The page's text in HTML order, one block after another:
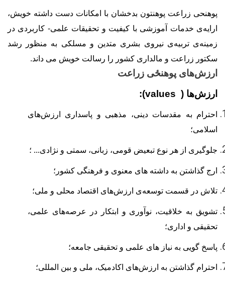
پوهنحی زراعت پوهنتون بدخشان با امکانات دست داشته خویش،
ارایهی خدمات آموزشی با کیفیت و تحقیقات علمی- کاربردی در
زمینهی تربیهی نیروی بشری متدین و مسلکی به منظور رشد
سکتور زراعت و مالداری کشور را رسالت خویش می داند.
ارزشهای پوهنځی زراعت
ارزش‌ها (values )
:
احترام به مقدسات دینی، مذهبی و پاسداری ارزشهای
اسلامی؛
جلوگیری از هر نوع تبعیض قومی، زبانی، سمتی و نژادی... ؛
ارج گذاشتن به داشته های معنوی و فرهنگی کشور ؛
تلاش در قسمت توسعهی ارزشهای اقتصاد محلی و ملی؛
تشویق به خلاقیت، نوآوری و ابتکار در عرصههای علمی،
تحقیقی و اداری؛
پاسخ گویی به نیاز های علمی و تحقیقی جامعه؛
احترام گذاشتن به ارزشهای اکادمیک، ملی و بین المللی؛